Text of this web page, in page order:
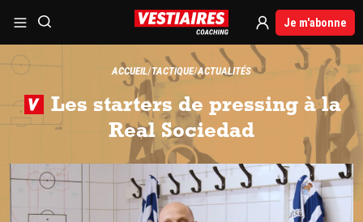
Je m'abonne
ACCUEIL TACTIQUE ACTUALITÉS
Les starters de pressing à la
Real Sociedad